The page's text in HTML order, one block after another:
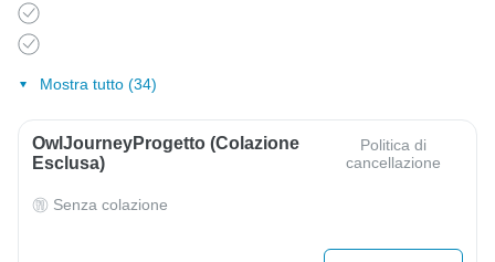
Mostra tutto (34)
OwlJourneyProgetto (colazione
Esclusa)
Politica di
cancellazione
Senza colazione